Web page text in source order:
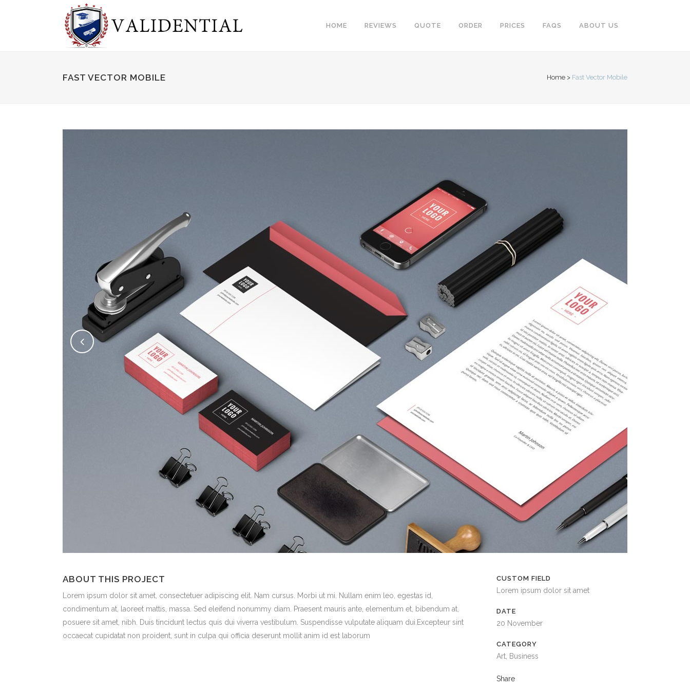
HOME REVIEWS QUOTE ORDER PRICES FAQS ABOUT US
FAST VECTOR MOBILE Home > Fast Vector Mobile
ABOUT THIS PROJECT
Lorem ipsum dolor sit amet, consectetuer adipiscing elit. Nam cursus. Morbi ut mi. Nullam enim leo, egestas id,
condimentum at, laoreet mattis, massa. Sed eleifend nonummy diam. Praesent mauris ante, elementum et, bibendum at,
posuere sit amet, nibh. Duis tincidunt lectus quis dui viverra vestibulum. Suspendisse vulputate aliquam dui.Excepteur sint
occaecat cupidatat non proident, sunt in culpa qui officia deserunt mollit anim id est laborum
CUSTOM FIELD
Lorem ipsum dolor sit amet
DATE
20 November
CATEGORY
Art, Business
Share